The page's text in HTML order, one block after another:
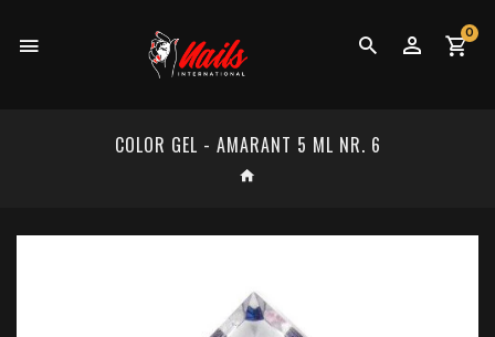
0
COLOR GEL - AMARANT 5 ML NR. 6